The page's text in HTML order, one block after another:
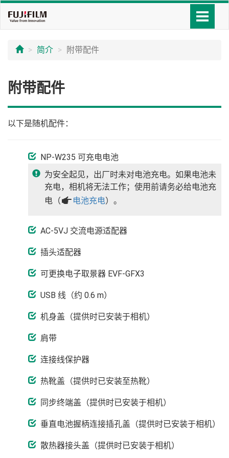
简介 附带配件
附带配件
以下是随机配件：
NP-W235 可充电电池
为安全起见，出厂时未对电池充电。如果电池未
充电，相机将无法工作；使用前请务必给电池充
电（a 电池充电）。
AC-5VJ 交流电源适配器
插头适配器
可更换电子取景器 EVF-GFX3
USB 线（约 0.6 m）
机身盖（提供时已安装于相机）
肩带
连接线保护器
热靴盖（提供时已安装至热靴）
同步终端盖（提供时已安装于相机）
垂直电池握柄连接插孔盖（提供时已安装于相机）
散热器接头盖（提供时已安装于相机）